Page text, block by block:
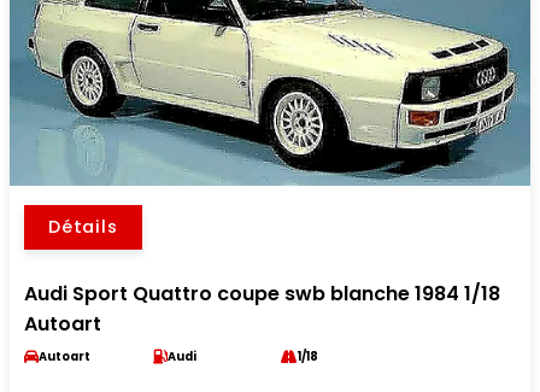
Détails
Audi Sport Quattro coupe swb blanche 1984 1/18
Autoart
Autoart Audi 1/18